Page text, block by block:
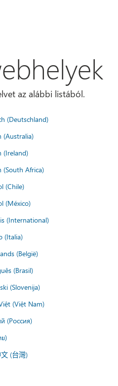
az alábbi listából.
(Deutschland)
(Australia)
(Ireland)
(South Africa)
(Chile)
(México)
(International)
(Italia)
(België)
(Brasil)
(Slovenija)
(Việt Nam)
(Россия)
)
(台灣)